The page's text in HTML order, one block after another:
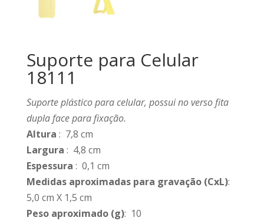
Suporte para Celular
18111
Suporte plástico para celular, possui no verso fita
dupla face para fixação.
Altura : 7,8 cm
Largura : 4,8 cm
Espessura : 0,1 cm
Medidas aproximadas para gravação(CxL):
5,0 cm X 1,5 cm
Peso aproximado(g): 10